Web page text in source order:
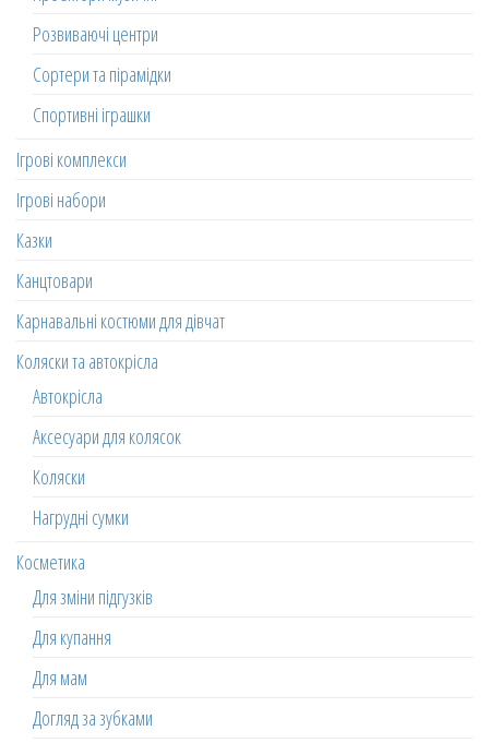
Розвиваючі центри
Сортери та пірамідки
Спортивні іграшки
Ігрові комплекси
Ігрові набори
Казки
Канцтовари
Карнавальні костюми для дівчат
Коляски та автокрісла
Автокрісла
Аксесуари для колясок
Коляски
Нагрудні сумки
Косметика
Для зміни підгузків
Для купання
Для мам
Догляд за зубками